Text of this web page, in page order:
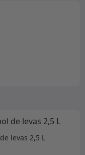
levas 2,5 L